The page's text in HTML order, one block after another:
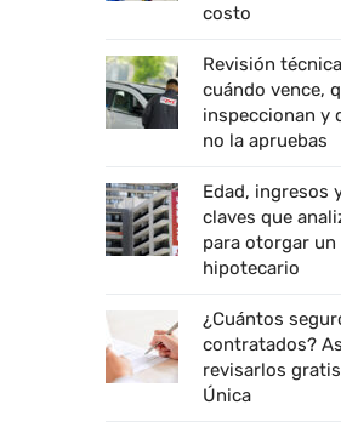
costo
Revisión
cuándo vence,
inspeccionan y
no la apruebas
Edad, ingresos
claves que
para otorgar
hipotecario
¿Cuántos
contratados?
revisarlos
Única